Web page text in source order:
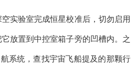
实验室完成恒星校准后，切勿启用
放置到中控室箱子旁的凹槽内。之
系统，查找宇宙飞船提及的那颗行